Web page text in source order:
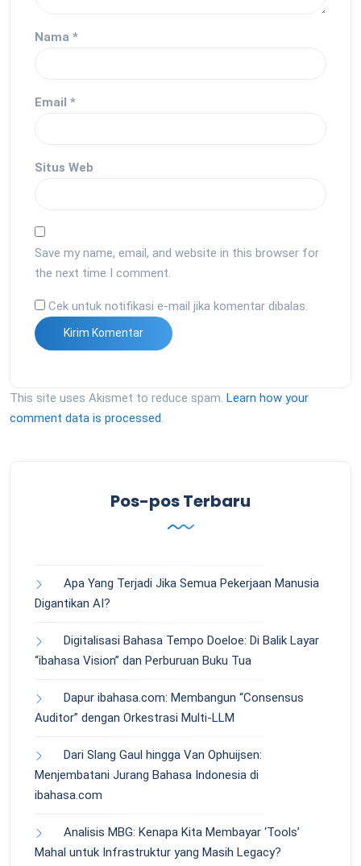
Nama *
Email *
Situs Web
Save my name, email, and website in this browser for
the next time I comment.
Cek untuk notifikasi e-mail jika komentar dibalas.
This site uses Akismet to reduce spam. Learn how your
comment data is processed.
Pos-pos Terbaru
Apa Yang Terjadi Jika Semua Pekerjaan Manusia
Digantikan AI?
Digitalisasi Bahasa Tempo Doeloe: Di Balik Layar
“ibahasa Vision” dan Perburuan Buku Tua
Dapur ibahasa.com: Membangun “Consensus
Auditor” dengan Orkestrasi Multi-LLM
Dari Slang Gaul hingga Van Ophuijsen:
Menjembatani Jurang Bahasa Indonesia di
ibahasa.com
Analisis MBG: Kenapa Kita Membayar ‘Tools’
Mahal untuk Infrastruktur yang Masih Legacy?